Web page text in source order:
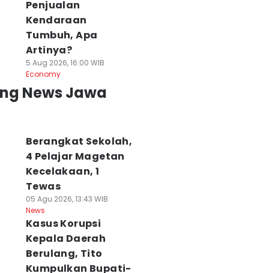
Penjualan
Kendaraan
Tumbuh, Apa
Artinya?
5 Aug 2026, 16:00 WIB
Economy
News Jawa
Berangkat Sekolah,
4 Pelajar Magetan
Kecelakaan, 1
Tewas
05 Agu 2026, 13:43 WIB
News
Kasus Korupsi
Kepala Daerah
Berulang, Tito
Kumpulkan Bupati-